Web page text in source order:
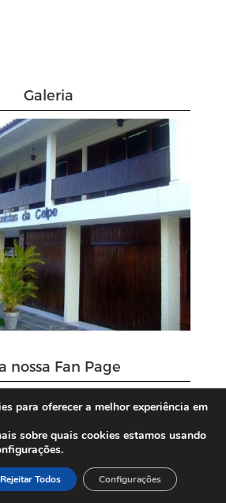
Galeria
nossa Fan Page
para oferecer a melhor experiência em
sobre quais cookies estamos usando
Rejeitar Todos Configurações